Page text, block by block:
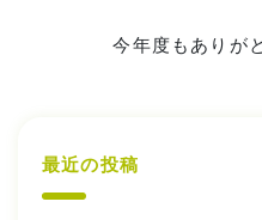
今年度もありが
最近の投稿